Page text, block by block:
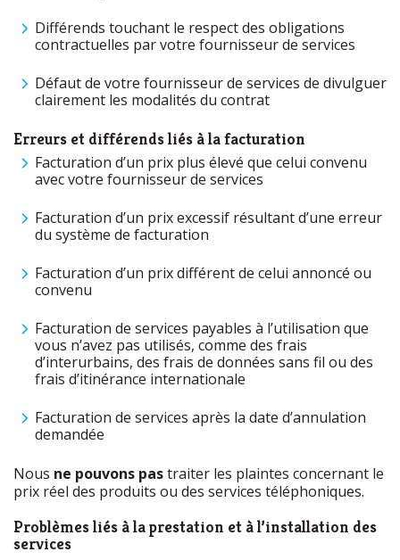
Différends touchant le respect des obligations
contractuelles par votre fournisseur de services
Défaut de votre fournisseur de services de divulguer
clairement les modalités du contrat
Erreurs et différends liés à la facturation
Facturation d’un prix plus élevé que celui convenu
avec votre fournisseur de services
Facturation d’un prix excessif résultant d’une erreur
du système de facturation
Facturation d’un prix différent de celui annoncé ou
convenu
Facturation de services payables à l’utilisation que
vous n’avez pas utilisés, comme des frais
d’interurbains, des frais de données sans fil ou des
frais d’itinérance internationale
Facturation de services après la date d’annulation
demandée
Nous ne pouvons pastraiter les plaintes concernant le
prix réel des produits ou des services téléphoniques.
Problèmes liés à la prestation et à l’installation des
services